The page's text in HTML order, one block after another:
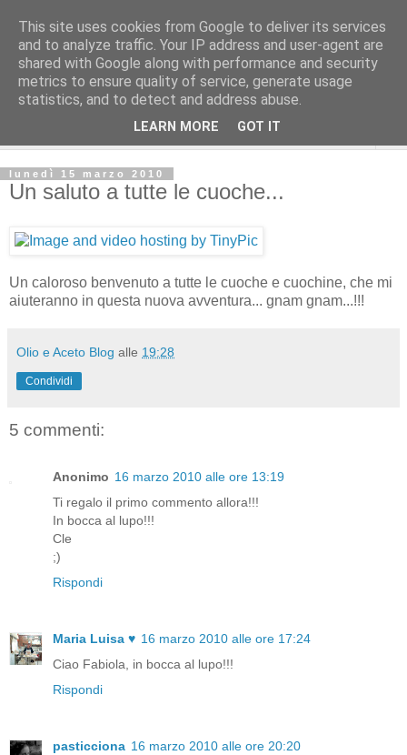
lunedì 15 marzo 2010
Un saluto a tutte le cuoche...
Un caloroso benvenuto a tutte le cuoche e cuochine, che mi
aiuteranno in questa nuova avventura... gnam gnam...!!!
Olio e Aceto Blog alle 19:28
Condividi
5 commenti:
Anonimo 16 marzo 2010 alle ore 13:19
Ti regalo il primo commento allora!!!
In bocca al lupo!!!
Cle
;)
Rispondi
Maria Luisa ♥ 16 marzo 2010 alle ore 17:24
Ciao Fabiola, in bocca al lupo!!!
Rispondi
pasticciona 16 marzo 2010 alle ore 20:20
This site uses cookies from Google to deliver its services
and to analyze traffic. Your IP address and user-agent are
shared with Google along with performance and security
metrics to ensure quality of service, generate usage
statistics, and to detect and address abuse.
LEARN MORE GOT IT